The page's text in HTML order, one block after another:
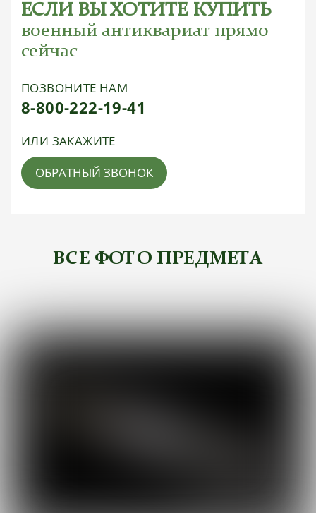
ЕСЛИ ВЫ ХОТИТЕ КУПИТЬ
военный антиквариат прямо
сейчас
ПОЗВОНИТЕ НАМ
8-800-222-19-41
ИЛИ ЗАКАЖИТЕ
ОБРАТНЫЙ ЗВОНОК
ВСЕ ФОТО ПРЕДМЕТА